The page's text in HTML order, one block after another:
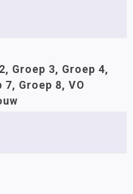
Groep 3, Groep 4,
7, Groep 8, VO